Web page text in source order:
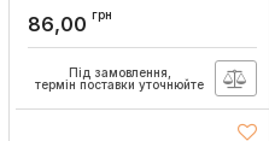
BINERA, Videx
Артикул:
86,00 грн
Під замовлення,
термін поставки уточнюйте